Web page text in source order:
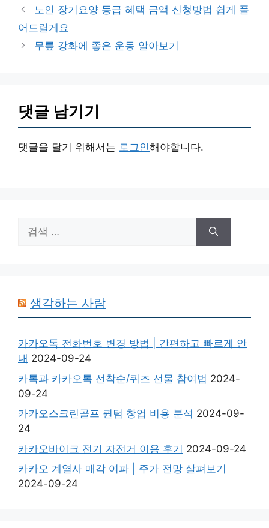
테
고
노인 장기요양 등급 혜택 금액 신청방법 쉽게 풀
어드릴게요
무릎 강화에 좋은 운동 알아보기
댓글 남기기
댓글을 달기 위해서는 로그인해야합니다.
색:
생각하는 사람
카카오톡 전화번호 변경 방법 | 간편하고 빠르게 안
내 2024-09-24
카톡과 카카오톡 선착순/퀴즈 선물 참여법 2024-
09-24
카카오스크린골프 퀀텀 창업 비용 분석 2024-09-
24
카카오바이크 전기 자전거 이용 후기 2024-09-24
카카오 계열사 매각 여파 | 주가 전망 살펴보기
2024-09-24